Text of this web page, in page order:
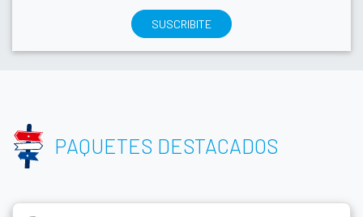
SUSCRIBITE
PAQUETES DESTACADOS